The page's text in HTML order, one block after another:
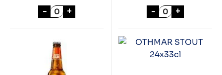
- BAVARIA 0,0% REGULAR BLIK 24x33cl
+
- BAVARIA
+